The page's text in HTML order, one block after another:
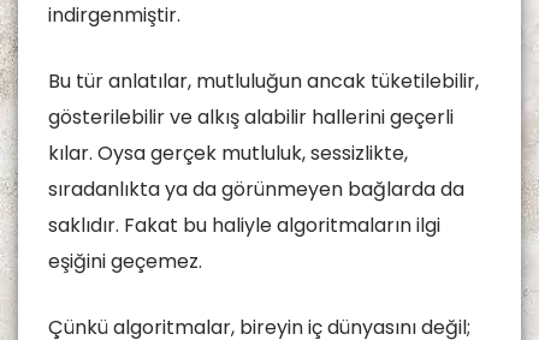
indirgenmiştir.
Bu tür anlatılar, mutluluğun ancak tüketilebilir,
gösterilebilir ve alkış alabilir hallerini geçerli
kılar. Oysa gerçek mutluluk, sessizlikte,
sıradanlıkta ya da görünmeyen bağlarda da
saklıdır. Fakat bu haliyle algoritmaların ilgi
eşiğini geçemez.
Çünkü algoritmalar, bireyin iç dünyasını değil;